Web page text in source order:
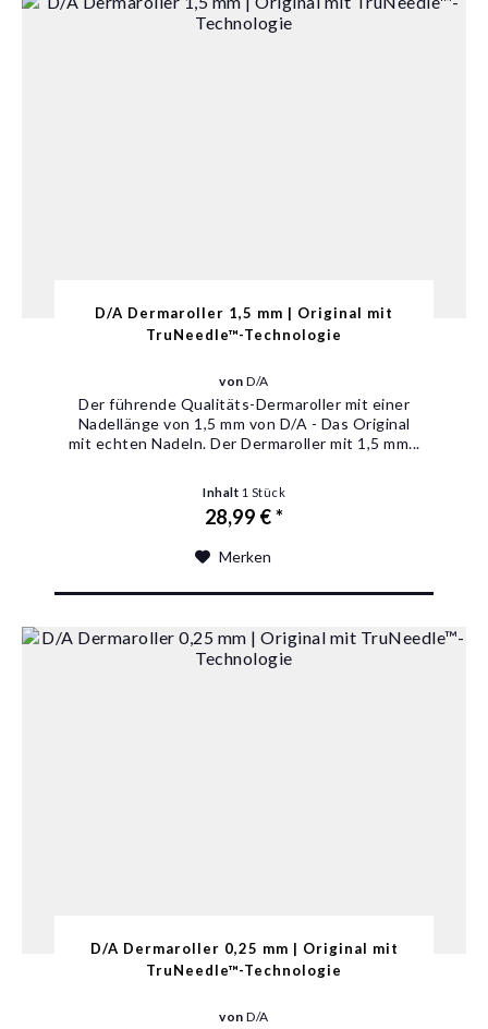
D/A Dermaroller 1,5 mm | Original mit
TruNeedle™-Technologie
vonD/A
Der führende Qualitäts-Dermaroller mit einer
Nadellänge von 1,5 mm von D/A - Das Original
mit echten Nadeln‎. Der Dermaroller mit 1,5 mm...
Inhalt 1 Stück
28,99 € *
Merken
D/A Dermaroller 0,25 mm | Original mit
TruNeedle™-Technologie
vonD/A